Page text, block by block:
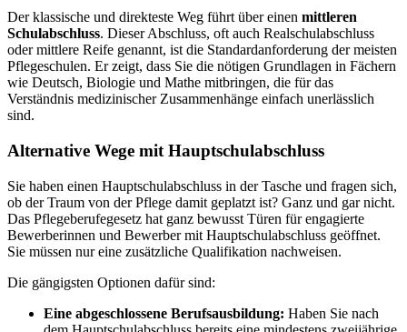
Der klassische und direkteste Weg führt über einen mittleren
Schulabschluss. Dieser Abschluss, oft auch Realschulabschluss
oder mittlere Reife genannt, ist die Standardanforderung der meisten
Pflegeschulen. Er zeigt, dass Sie die nötigen Grundlagen in Fächern
wie Deutsch, Biologie und Mathe mitbringen, die für das
Verständnis medizinischer Zusammenhänge einfach unerlässlich
sind.
Alternative Wege mit Hauptschulabschluss
Sie haben einen Hauptschulabschluss in der Tasche und fragen sich,
ob der Traum von der Pflege damit geplatzt ist? Ganz und gar nicht.
Das Pflegeberufegesetz hat ganz bewusst Türen für engagierte
Bewerberinnen und Bewerber mit Hauptschulabschluss geöffnet.
Sie müssen nur eine zusätzliche Qualifikation nachweisen.
Die gängigsten Optionen dafür sind:
Eine abgeschlossene Berufsausbildung: Haben Sie nach